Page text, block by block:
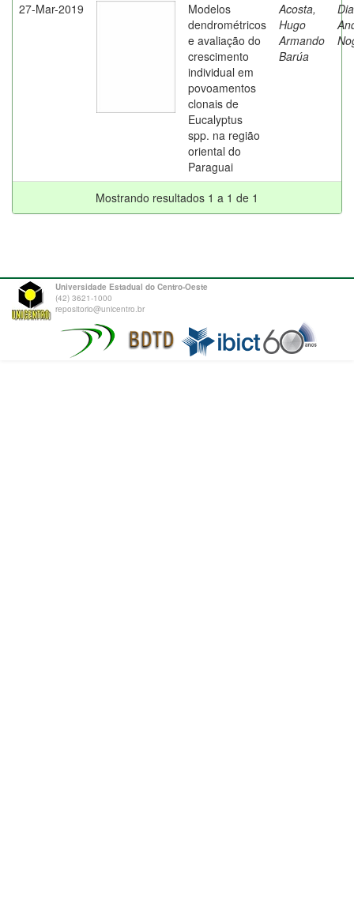
27-Mar-2019
Modelos
dendrométricos
e avaliação do
crescimento
individual em
povoamentos
clonais de
Eucalyptus
spp. na região
oriental do
Paraguai
Acosta,
Hugo
Armando
Barúa
Mostrando resultados 1 a 1 de 1
Universidade Estadual do Centro-Oeste
(42) 3621-1000
repositorio@unicentro.br